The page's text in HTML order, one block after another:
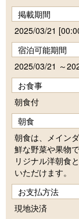
掲載期間
2025/03/21
宿泊可能期間
2025/03/21 ～
お食事
朝食付
朝食
朝食は、メイン
鮮な野菜や果物
リジナル洋朝食
いただけます。
お支払方法
現地決済